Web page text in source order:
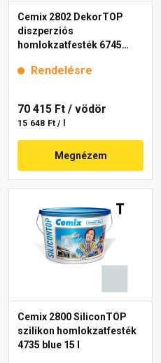
Cemix 2802 DekorTOP
diszperziós
homlokzatfesték 6745
Rendelésre
70 415 Ft / vödör
15 648 Ft / l
Megnézem
Cemix 2800 SiliconTOP
szilikon homlokzatfesték
4735 blue 15 l